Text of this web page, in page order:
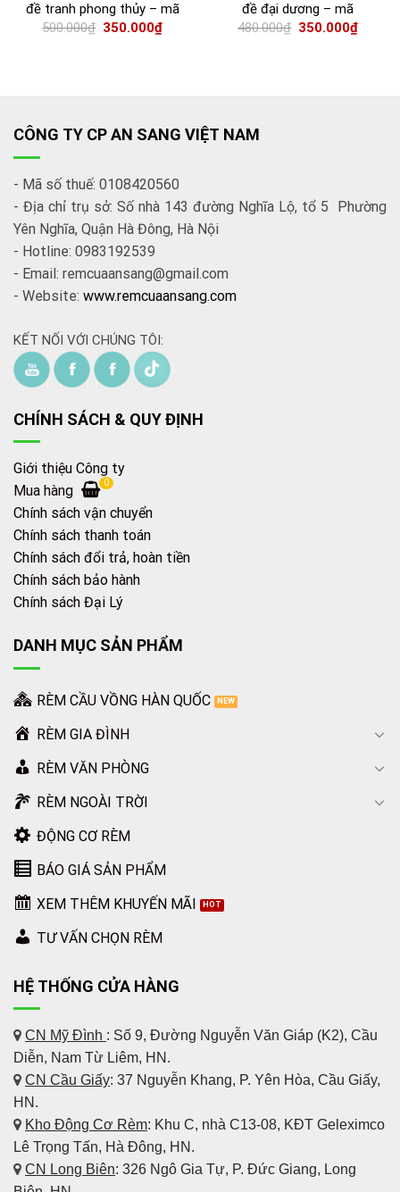
đề tranh phong thủy – mã
AS 004
500.000₫ 350.000₫
đề đại dương – mã
TP1849
480.000₫ 350.000₫
CÔNG TY CP AN SANG VIỆT NAM
- Mã số thuế: 0108420560
- Địa chỉ trụ sở: Số nhà 143 đường Nghĩa Lộ, tổ 5 Phường
Yên Nghĩa, Quận Hà Đông, Hà Nội
- Hotline: 0983192539
- Email: remcuaansang@gmail.com
- Website: www.remcuaansang.com
KẾT NỐI VỚI CHÚNG TÔI:
CHÍNH SÁCH & QUY ĐỊNH
Giới thiệu Công ty
Mua hàng
0
Chính sách vận chuyển
Chính sách thanh toán
Chính sách đổi trả, hoàn tiền
Chính sách bảo hành
Chính sách Đại Lý
DANH MỤC SẢN PHẨM
RÈM CẦU VỒNG HÀN QUỐC
RÈM GIA ĐÌNH
RÈM VĂN PHÒNG
RÈM NGOÀI TRỜI
ĐỘNG CƠ RÈM
BÁO GIÁ SẢN PHẨM
XEM THÊM KHUYẾN MÃI
TƯ VẤN CHỌN RÈM
HỆ THỐNG CỬA HÀNG
CN Mỹ Đình : Số 9, Đường Nguyễn Văn Giáp (K2), Cầu
Diễn, Nam Từ Liêm, HN.
CN Cầu Giấy: 37 Nguyễn Khang, P. Yên Hòa, Cầu Giấy,
HN.
Kho Động Cơ Rèm: Khu C, nhà C13-08, KĐT Geleximco
Lê Trọng Tấn, Hà Đông, HN.
CN Long Biên: 326 Ngô Gia Tự, P. Đức Giang, Long